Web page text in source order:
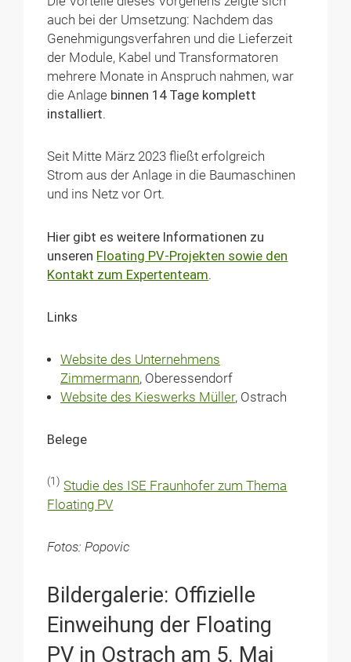
auch bei der Umsetzung: Nachdem das
Genehmigungsverfahren und die Lieferzeit
der Module, Kabel und Transformatoren
mehrere Monate in Anspruch nahmen, war
die Anlage binnen 14 Tage komplett
installiert.
Seit Mitte März 2023 fließt erfolgreich
Strom aus der Anlage in die Baumaschinen
und ins Netz vor Ort.
Hier gibt es weitere Informationen zu
unseren Floating PV-Projekten sowie den
Kontakt zum Expertenteam.
Links
Website des Unternehmens
Zimmermann, Oberessendorf
Website des Kieswerks Müller, Ostrach
Belege
(1) Studie des ISE Fraunhofer zum Thema
Floating PV
Fotos: Popovic
Bildergalerie: Offizielle
Einweihung der Floating
PV in Ostrach am 5. Mai